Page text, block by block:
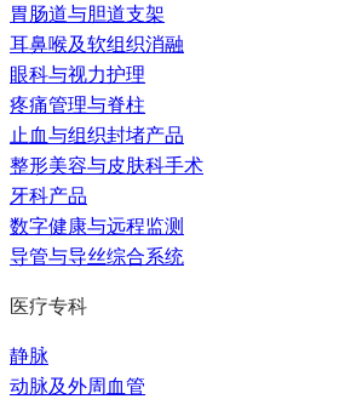
胃肠道与胆道支架
耳鼻喉及软组织消融
眼科与视力护理
疼痛管理与脊柱
止血与组织封堵产品
整形美容与皮肤科手术
牙科产品
数字健康与远程监测
导管与导丝综合系统
医疗专科
静脉
动脉及外周血管